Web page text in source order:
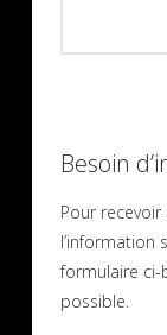
Besoin
Pour
l’information
formulaire ci-
possible.